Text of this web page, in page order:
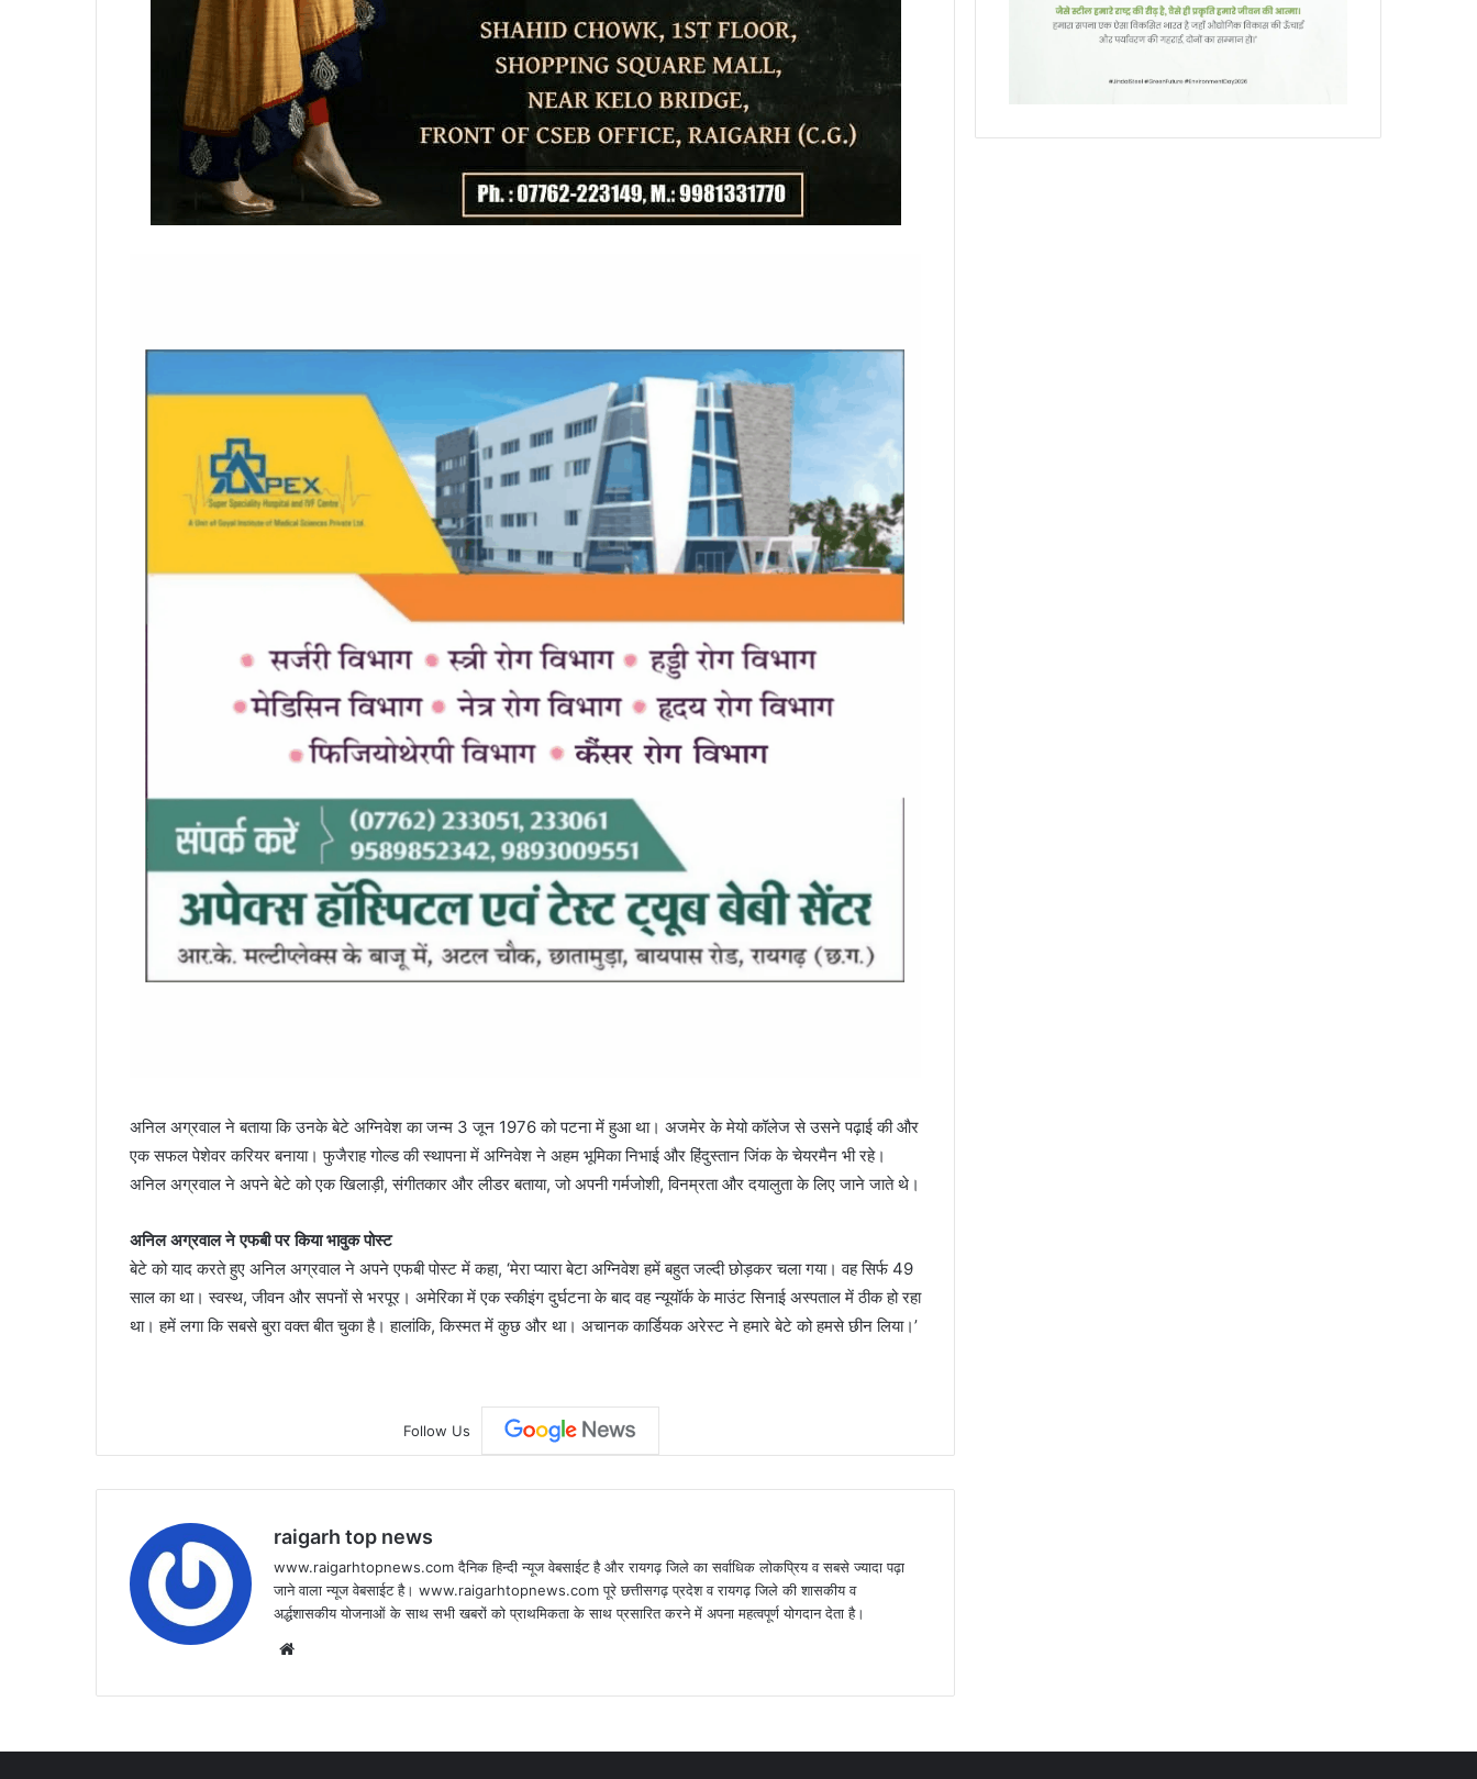
अनिल अग्रवाल ने बताया कि उनके बेटे अग्निवेश का जन्म 3 जून 1976 को पटना में हुआ था। अजमेर के मेयो कॉलेज से उसने पढ़ाई की और
एक सफल पेशेवर करियर बनाया। फुजैराह गोल्ड की स्थापना में अग्निवेश ने अहम भूमिका निभाई और हिंदुस्तान जिंक के चेयरमैन भी रहे।
अनिल अग्रवाल ने अपने बेटे को एक खिलाड़ी, संगीतकार और लीडर बताया, जो अपनी गर्मजोशी, विनम्रता और दयालुता के लिए जाने जाते थे।
अनिल अग्रवाल ने एफबी पर किया भावुक पोस्‍ट
बेटे को याद करते हुए अनिल अग्रवाल ने अपने एफबी पोस्ट में कहा, ‘मेरा प्यारा बेटा अग्निवेश हमें बहुत जल्दी छोड़कर चला गया। वह सिर्फ 49
साल का था। स्वस्थ, जीवन और सपनों से भरपूर। अमेरिका में एक स्कीइंग दुर्घटना के बाद वह न्यूयॉर्क के माउंट सिनाई अस्पताल में ठीक हो रहा
था। हमें लगा कि सबसे बुरा वक्त बीत चुका है। हालांकि, किस्मत में कुछ और था। अचानक कार्डियक अरेस्ट ने हमारे बेटे को हमसे छीन लिया।’
Follow Us
raigarh top news
www.raigarhtopnews.com दैनिक हिन्दी न्यूज वेबसाईट है और रायगढ़ जिले का सर्वाधिक लोकप्रिय व सबसे ज्यादा पढ़ा
जाने वाला न्यूज वेबसाईट है। www.raigarhtopnews.com पूरे छत्तीसगढ़ प्रदेश व रायगढ़ जिले की शासकीय व
अर्द्धशासकीय योजनाओं के साथ सभी खबरों को प्राथमिकता के साथ प्रसारित करने में अपना महत्वपूर्ण योगदान देता है।